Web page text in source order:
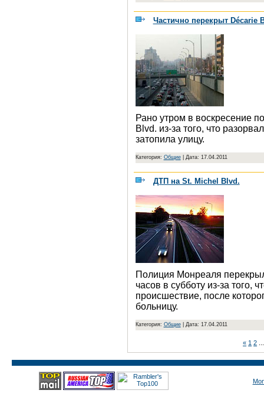
Частично перекрыт Décarie
Рано утром в воскресение
Blvd. из-за того, что
затопила улицу.
Категория: Общие| Дата: 17.04.2011
ДТП на St. Michel Blvd.
Полиция Монреаля
часов в субботу из-за того,
происшествие, после
больницу.
Категория: Общие| Дата: 17.04.2011
« 1 2